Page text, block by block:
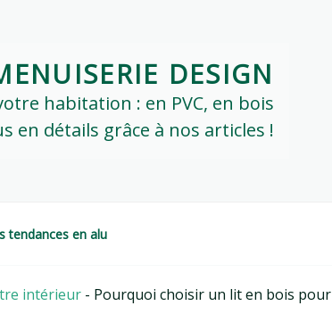
DESIGN
habitation : en PVC, en bois
en détails grâce à nos articles !
tendances en alu
intérieur - Pourquoi choisir un lit en bois pour